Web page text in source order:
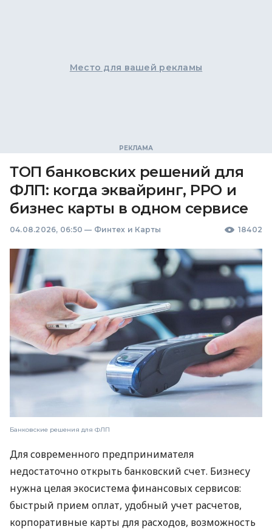
Место для вашей рекламы
ТОП банковских решений для
ФЛП: когда эквайринг, РРО и
бизнес карты в одном сервисе
04.08.2026, 06:50 — Финтех и Карты 18402
Банковские решения для ФЛП
Для современного предпринимателя
недостаточно открыть банковский счет. Бизнесу
нужна целая экосистема финансовых сервисов:
быстрый прием оплат, удобный учет расчетов,
корпоративные карты для расходов, возможность